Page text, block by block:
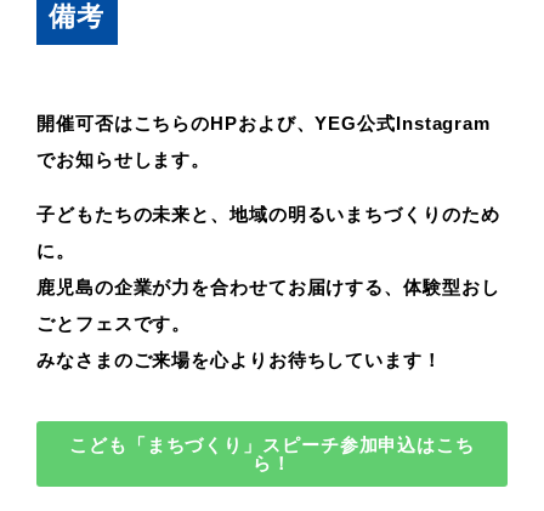
備考
開催可否はこちらのHPおよび、YEG公式Instagram
でお知らせします。
子どもたちの未来と、地域の明るいまちづくりのため
に。
鹿児島の企業が力を合わせてお届けする、体験型おし
ごとフェスです。
みなさまのご来場を心よりお待ちしています！
こども「まちづくり」スピーチ参加申込はこち
ら！